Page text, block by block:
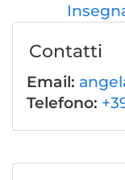
Contatti
Email:
Telefono: